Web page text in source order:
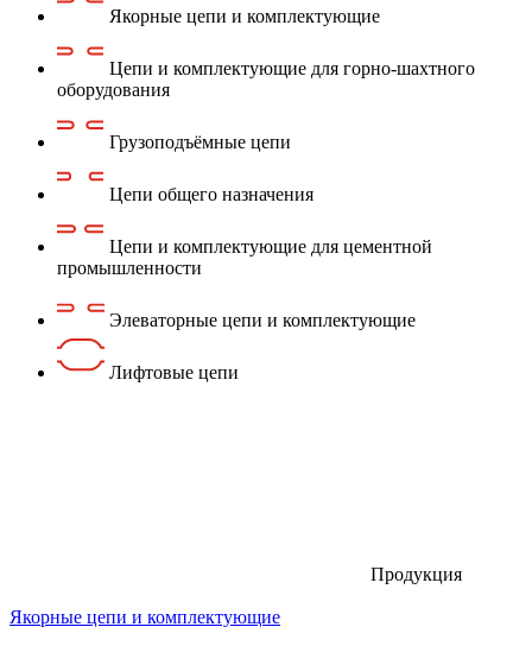
Якорные цепи и комплектующие
Цепи и комплектующие для горно-шахтного
оборудования
Грузоподъёмные цепи
Цепи общего назначения
Цепи и комплектующие для цементной
промышленности
Элеваторные цепи и комплектующие
Лифтовые цепи
Продукция
Якорные цепи и комплектующие